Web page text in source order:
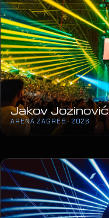
Jakov Jozinović
ARENA ZAGREB · 2026